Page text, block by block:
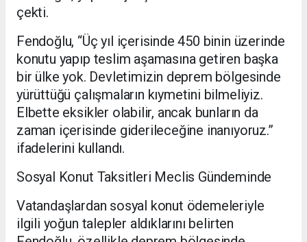
çekti.
Fendoğlu, “Üç yıl içerisinde 450 binin üzerinde
konutu yapıp teslim aşamasına getiren başka
bir ülke yok. Devletimizin deprem bölgesinde
yürüttüğü çalışmaların kıymetini bilmeliyiz.
Elbette eksikler olabilir, ancak bunların da
zaman içerisinde giderileceğine inanıyoruz.”
ifadelerini kullandı.
Sosyal Konut Taksitleri Meclis Gündeminde
Vatandaşlardan sosyal konut ödemeleriyle
ilgili yoğun talepler aldıklarını belirten